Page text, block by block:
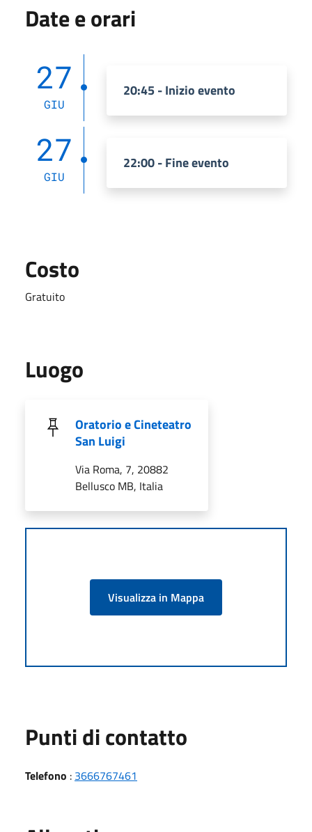
Date e orari
27
GIU
20:45 - Inizio evento
27
GIU
22:00 - Fine evento
Costo
Gratuito
Luogo
Oratorio e Cineteatro
San Luigi
Via Roma, 7, 20882
Bellusco MB, Italia
Visualizza in Mappa
Punti di contatto
Telefono : 3666767461